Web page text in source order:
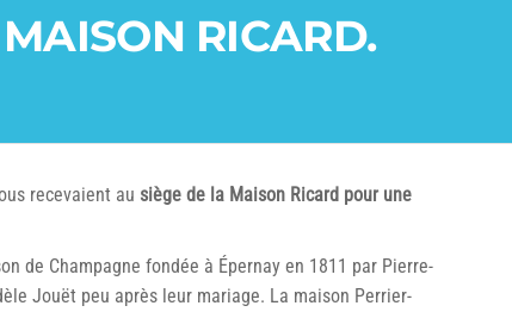
RICARD.
recevaient au siège de la Maison Ricard pour une
de Champagne fondée à Épernay en 1811 par Pierre-
Jouët peu après leur mariage. La maison Perrier-